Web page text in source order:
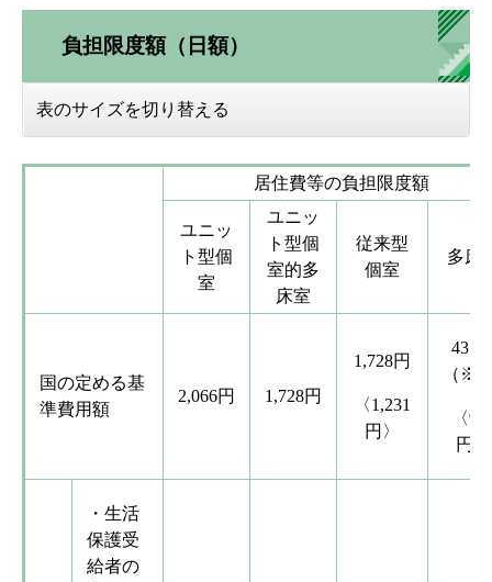
負担限度額（日額）
表のサイズを切り替える
居住費等の負担限度額
ユニッ
ト型個
室
ユニッ
ト型個
室的多
床室
従来型
個室
多床
国の定める基
準費用額
2,066円 1,728円
1,728円
〈1,231
円〉
437
（※1
〈
円〉
・生活
保護受
給者の